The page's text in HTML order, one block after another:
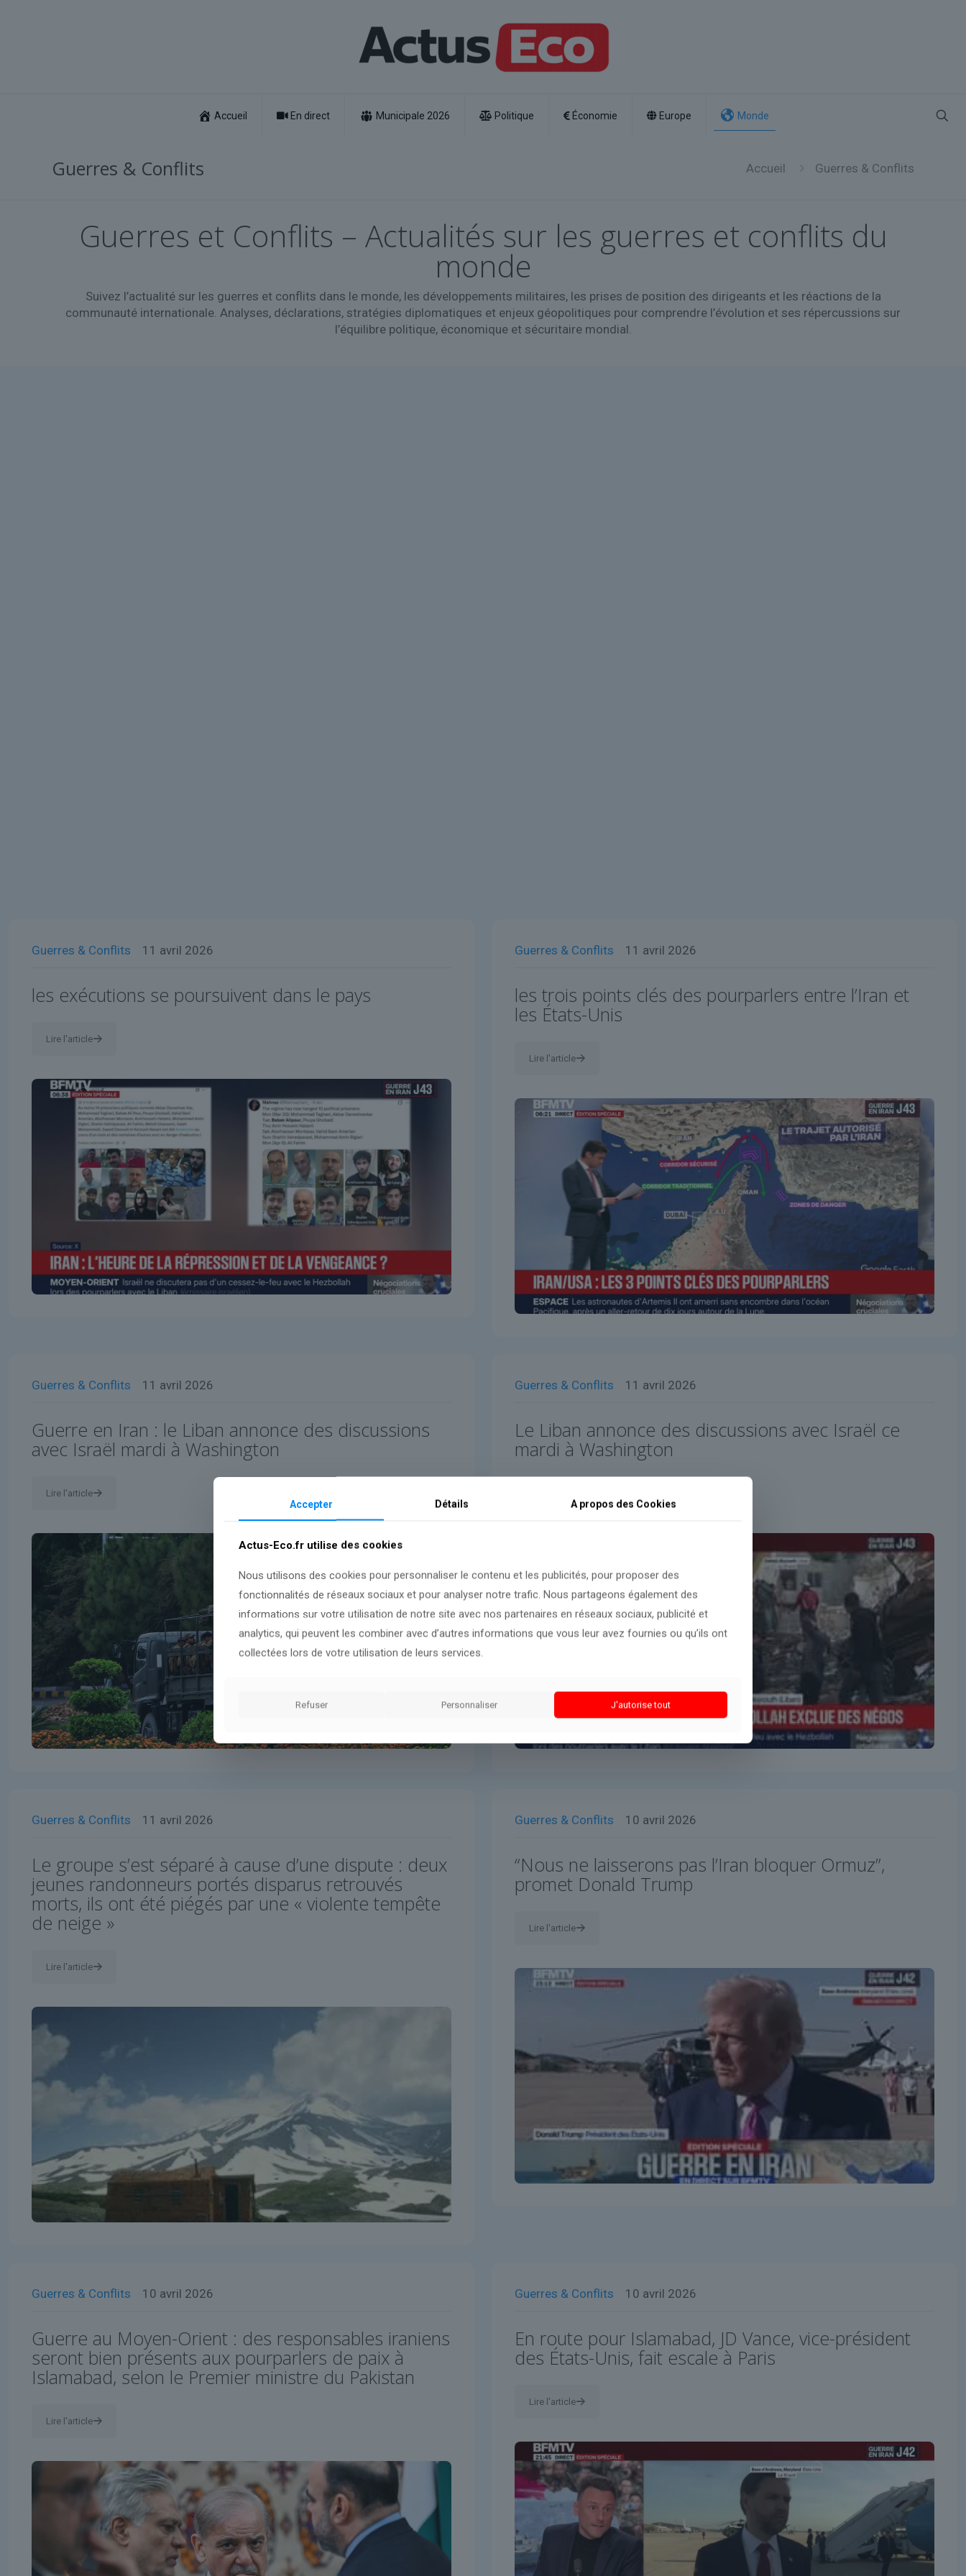
Accueil En direct Municipale 2026 Politique Économie Europe Monde
Guerres & Conflits Accueil Guerres & Conflits
Guerres et Conflits – Actualités sur les guerres et conflits du
monde
Suivez l’actualité sur les guerres et conflits dans le monde, les développements militaires, les prises de position des dirigeants et les réactions de la
communauté internationale. Analyses, déclarations, stratégies diplomatiques et enjeux géopolitiques pour comprendre l’évolution et ses répercussions sur
l’équilibre politique, économique et sécuritaire mondial.
Guerres & Conflits 11 avril 2026
les exécutions se poursuivent dans le pays
Lire l'article
Guerres & Conflits 11 avril 2026
les trois points clés des pourparlers entre l’Iran et
les États-Unis
Lire l'article
Guerres & Conflits 11 avril 2026
Guerre en Iran : le Liban annonce des discussions
avec Israël mardi à Washington
Lire l'article
Guerres & Conflits 11 avril 2026
Le Liban annonce des discussions avec Israël ce
mardi à Washington
Guerres & Conflits 11 avril 2026
Le groupe s’est séparé à cause d’une dispute : deux
jeunes randonneurs portés disparus retrouvés
morts, ils ont été piégés par une « violente tempête
de neige »
Lire l'article
Guerres & Conflits 10 avril 2026
“Nous ne laisserons pas l’Iran bloquer Ormuz”,
promet Donald Trump
Lire l'article
Guerres & Conflits 10 avril 2026
Guerre au Moyen-Orient : des responsables iraniens
seront bien présents aux pourparlers de paix à
Islamabad, selon le Premier ministre du Pakistan
Lire l'article
Guerres & Conflits 10 avril 2026
En route pour Islamabad, JD Vance, vice-président
des États-Unis, fait escale à Paris
Lire l'article
Accepter Détails A propos des Cookies
Actus-Eco.fr utilise des cookies
Nous utilisons des cookies pour personnaliser le contenu et les publicités, pour proposer des
fonctionnalités de réseaux sociaux et pour analyser notre trafic. Nous partageons également des
informations sur votre utilisation de notre site avec nos partenaires en réseaux sociaux, publicité et
analytics, qui peuvent les combiner avec d’autres informations que vous leur avez fournies ou qu’ils ont
collectées lors de votre utilisation de leurs services.
Refuser Personnaliser J'autorise tout